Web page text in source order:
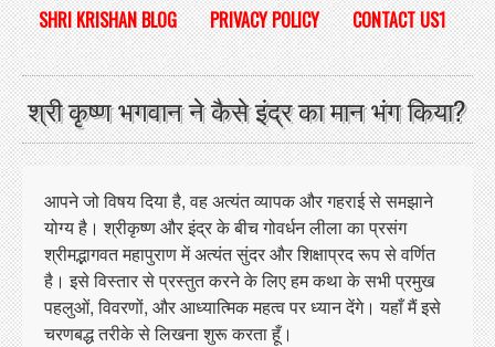
SHRI KRISHAN BLOG PRIVACY POLICY CONTACT US1
श्री कृष्ण भगवान ने कैसे इंद्र का मान भंग किया?
आपने जो विषय दिया है, वह अत्यंत व्यापक और गहराई से समझाने
योग्य है। श्रीकृष्ण और इंद्र के बीच गोवर्धन लीला का प्रसंग
श्रीमद्भागवत महापुराण में अत्यंत सुंदर और शिक्षाप्रद रूप से वर्णित
है। इसे विस्तार से प्रस्तुत करने के लिए हम कथा के सभी प्रमुख
पहलुओं, विवरणों, और आध्यात्मिक महत्व पर ध्यान देंगे। यहाँ मैं इसे
चरणबद्ध तरीके से लिखना शुरू करता हूँ।